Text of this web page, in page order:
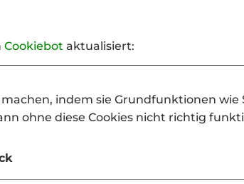
Cookiebot aktualisiert:
indem sie Grundfunktionen
ohne diese Cookies nicht richtig